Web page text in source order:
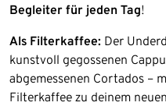
Begleiter für jeden Tag!
Als Filterkaffee: Der
kunstvoll gegossenen
abgemessenen Cortados –
Filterkaffee zu deinem